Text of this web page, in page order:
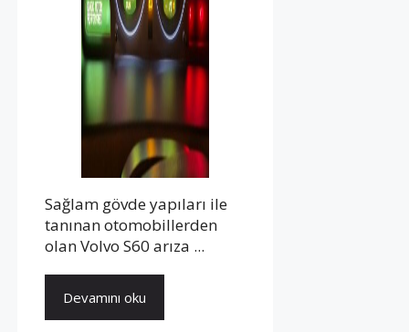
Sağlam gövde yapıları ile
tanınan otomobillerden
olan Volvo S60 arıza ...
Devamını oku